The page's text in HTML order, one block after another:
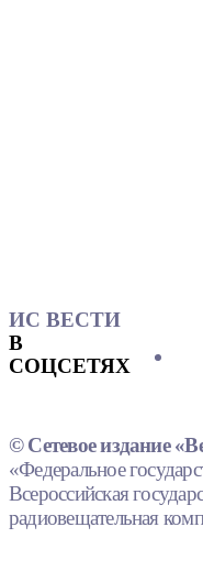
ИС ВЕСТИ
В
СОЦСЕТЯХ
© Сетевое издание
«Федеральное
Всероссийская
радиовещательная